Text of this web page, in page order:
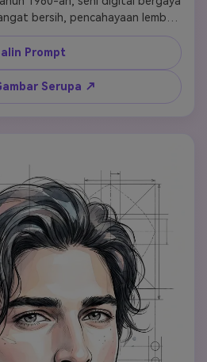
bersih, pencahayaan lembut
warna matahari terbenam yang
biru tua), langit kontras tinggi
lukisan, atmosfer elegan,
klasik, rendering kulit yang
lembut, sorotan mengkilap,
Tidak ada teks dan logo.
Prompt
Serupa ↗